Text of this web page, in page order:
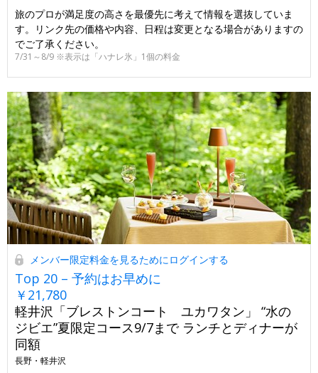
旅のプロが満足度の高さを最優先に考えて情報を選抜していま
す。リンク先の価格や内容、日程は変更となる場合がありますの
でご了承ください。
7/31～8/9 ※表示は「ハナレ氷」1個の料金
メンバー限定料金を見るためにログインする
Top 20 – 予約はお早めに
￥21,780
軽井沢「ブレストンコート ユカワタン」 “水の
ジビエ”夏限定コース9/7まで ランチとディナーが
同額
長野・軽井沢